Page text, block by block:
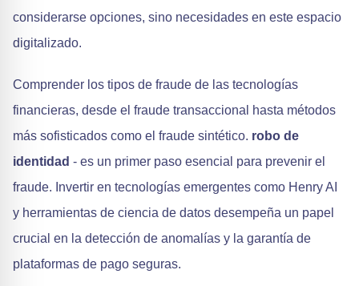
considerarse opciones, sino necesidades en este espacio
digitalizado.
Comprender los tipos de fraude de las tecnologías
financieras, desde el fraude transaccional hasta métodos
más sofisticados como el fraude sintético. robo de
identidad - es un primer paso esencial para prevenir el
fraude. Invertir en tecnologías emergentes como Henry AI
y herramientas de ciencia de datos desempeña un papel
crucial en la detección de anomalías y la garantía de
plataformas de pago seguras.